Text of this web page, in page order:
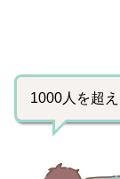
1000人を超